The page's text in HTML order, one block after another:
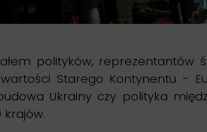
polityków, reprezentantów
Starego Kontynentu -
Ukrainy czy polityka
krajów.